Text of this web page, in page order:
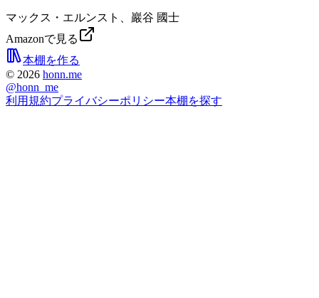
マックス・エルンスト、巖谷 國士
Amazonで見る
本棚を作る
© 2026 honn.me
@honn_me
利用規約プライバシーポリシー本棚を探す